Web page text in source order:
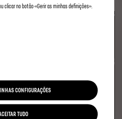
clicar no botão «Gerir as minhas definições».
CONFIGURAÇÕES
TUDO